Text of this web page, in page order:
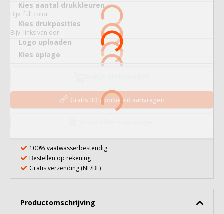
Kies aantal drukkleuren
Bijv. full color.
Kies drukposities
Bijv. links van oor.
Logo uploaden
Kies oplage
Gratis 3D voorbeeld aanvragen
100% vaatwasserbestendig
Bestellen op rekening
Gratis verzending (NL/BE)
Productomschrijving